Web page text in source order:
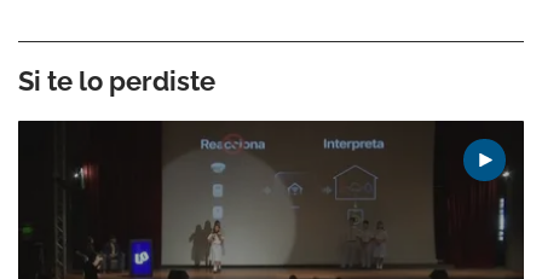
Si te lo perdiste